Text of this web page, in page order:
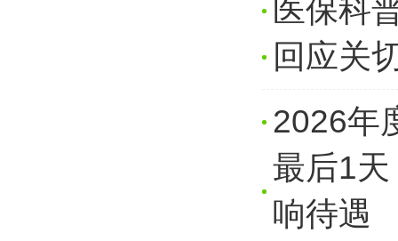
医保科
回应关
2026年
最后1
响待遇